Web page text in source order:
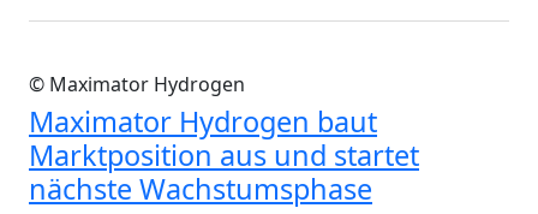
© Maximator Hydrogen
Maximator Hydrogen baut
Marktposition aus und startet
nächste Wachstumsphase